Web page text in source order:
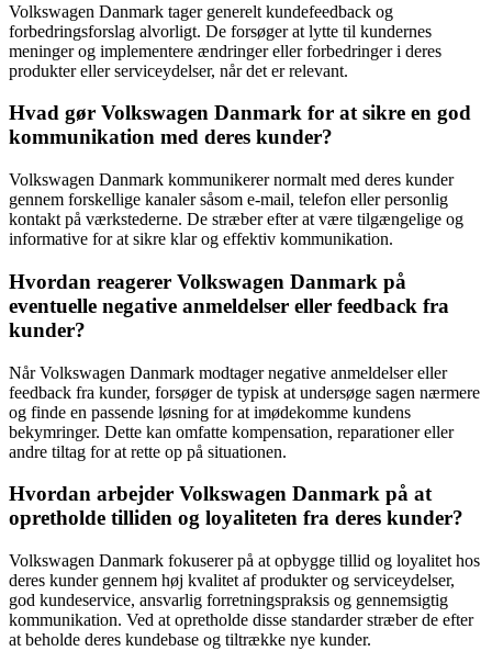
Volkswagen Danmark tager generelt kundefeedback og
forbedringsforslag alvorligt. De forsøger at lytte til kundernes
meninger og implementere ændringer eller forbedringer i deres
produkter eller serviceydelser, når det er relevant.
Hvad gør Volkswagen Danmark for at sikre en god
kommunikation med deres kunder?
Volkswagen Danmark kommunikerer normalt med deres kunder
gennem forskellige kanaler såsom e-mail, telefon eller personlig
kontakt på værkstederne. De stræber efter at være tilgængelige og
informative for at sikre klar og effektiv kommunikation.
Hvordan reagerer Volkswagen Danmark på
eventuelle negative anmeldelser eller feedback fra
kunder?
Når Volkswagen Danmark modtager negative anmeldelser eller
feedback fra kunder, forsøger de typisk at undersøge sagen nærmere
og finde en passende løsning for at imødekomme kundens
bekymringer. Dette kan omfatte kompensation, reparationer eller
andre tiltag for at rette op på situationen.
Hvordan arbejder Volkswagen Danmark på at
opretholde tilliden og loyaliteten fra deres kunder?
Volkswagen Danmark fokuserer på at opbygge tillid og loyalitet hos
deres kunder gennem høj kvalitet af produkter og serviceydelser,
god kundeservice, ansvarlig forretningspraksis og gennemsigtig
kommunikation. Ved at opretholde disse standarder stræber de efter
at beholde deres kundebase og tiltrække nye kunder.